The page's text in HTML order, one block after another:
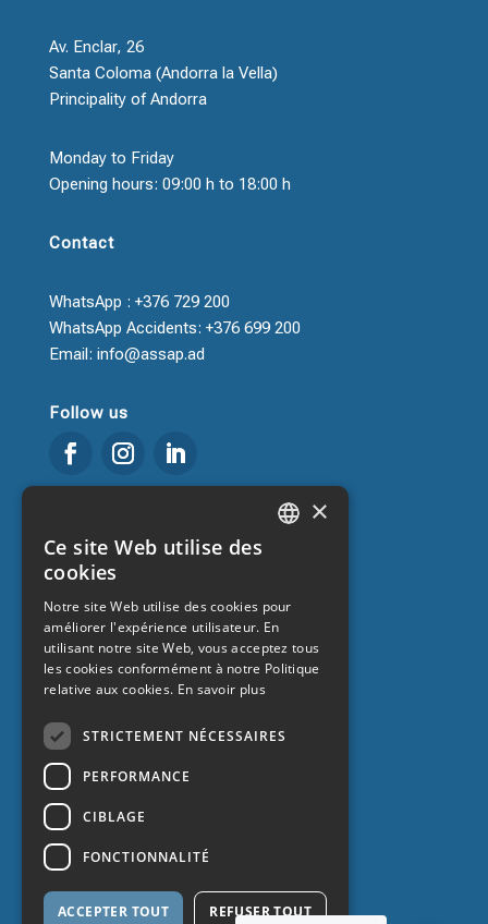
Av. Enclar, 26
Santa Coloma (Andorra la Vella)
Principality of Andorra
Monday to Friday
Opening hours: 09:00 h to 18:00 h
Contact
WhatsApp : +376 729 200
WhatsApp Accidents: +376 699 200
Email: info@assap.ad
Follow us
bloguer
Frequently Asked Questions
Promotions
Work with us
Contact
Data protection
FRENCH
×
Ce site Web utilise des
cookies
Notre site Web utilise des cookies pour
améliorer l'expérience utilisateur. En
utilisant notre site Web, vous acceptez tous
les cookies conformément à notre Politique
relative aux cookies. En savoir plus
STRICTEMENT NÉCESSAIRES
PERFORMANCE
CIBLAGE
FONCTIONNALITÉ
ACCEPTER TOUT REFUSER TOUT